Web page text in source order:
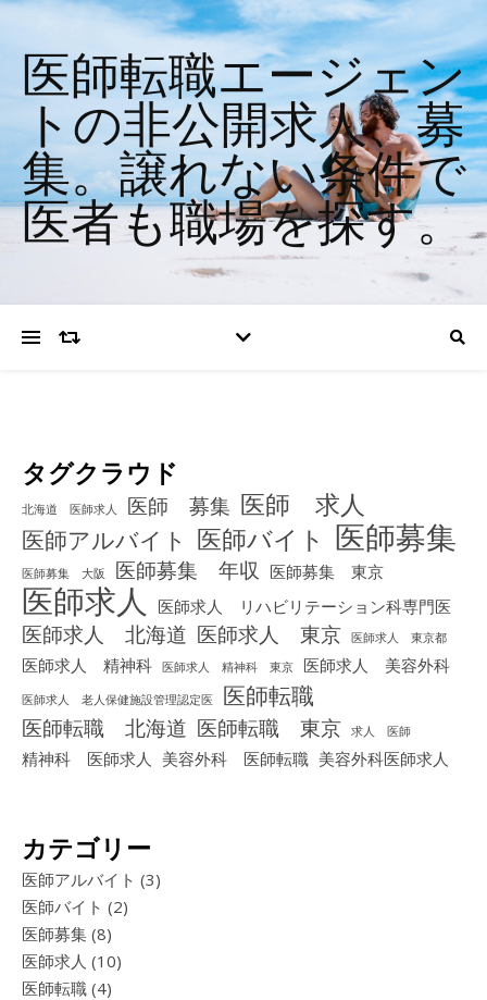
医師転職エージェン
トの非公開求人、募
集。譲れない条件で
医者も職場を探す。
タグクラウド
北海道 医師求人 医師 募集 医師 求人
医師アルバイト 医師バイト 医師募集
医師募集 大阪 医師募集 年収 医師募集 東京
医師求人 医師求人 リハビリテーション科専門医
医師求人 北海道 医師求人 東京 医師求人 東京都
医師求人 精神科 医師求人 精神科 東京 医師求人 美容外科
医師求人 老人保健施設管理認定医 医師転職
医師転職 北海道 医師転職 東京 求人 医師
精神科 医師求人 美容外科 医師転職 美容外科医師求人
カテゴリー
医師アルバイト (3)
医師バイト (2)
医師募集 (8)
医師求人 (10)
医師転職 (4)